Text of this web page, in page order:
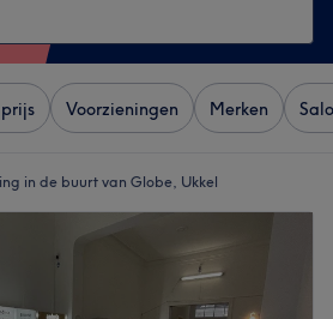
Voorzieningen Merken
in de buurt van Globe, Ukkel